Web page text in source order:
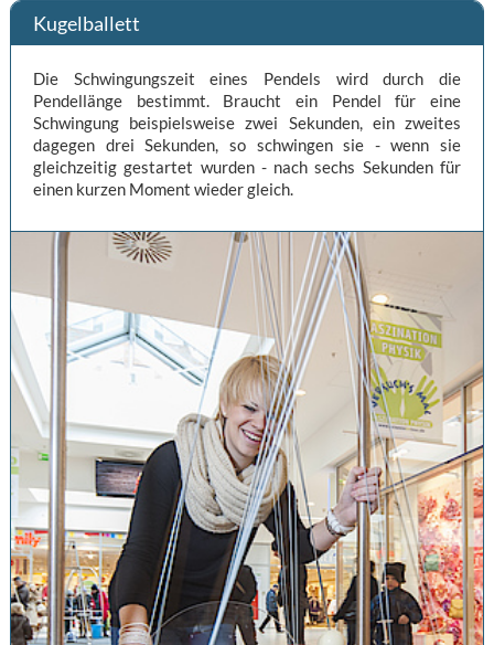
Kugelballett
Die Schwingungszeit eines Pendels wird durch die
Pendellänge bestimmt. Braucht ein Pendel für eine
Schwingung beispielsweise zwei Sekunden, ein zweites
dagegen drei Sekunden, so schwingen sie - wenn sie
gleichzeitig gestartet wurden - nach sechs Sekunden für
einen kurzen Moment wieder gleich.